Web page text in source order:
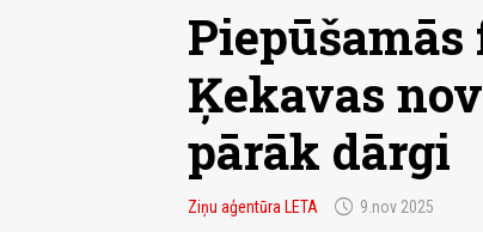
Ķekavas
pārāk dārgi
Ziņu aģentūra LETA schedule 9.nov 2025